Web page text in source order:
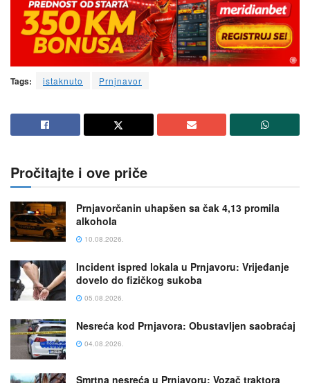
Tags: istaknuto Prnjnavor
Pročitajte i ove priče
Prnjavorčanin uhapšen sa čak 4,13 promila
alkohola
10.08.2026.
Incident ispred lokala u Prnjavoru: Vrijeđanje
dovelo do fizičkog sukoba
05.08.2026.
Nesreća kod Prnjavora: Obustavljen saobraćaj
04.08.2026.
Smrtna nesreća u Prnjavoru: Vozač traktora